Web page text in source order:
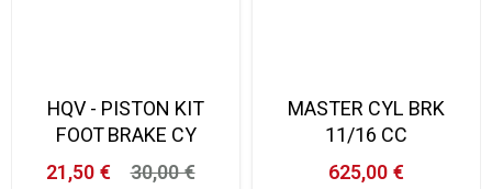
HQV - PISTON KIT
FOOT BRAKE CY
21,50 €
30,00 €
MASTER CYL BRK
11/16 CC
625,00 €